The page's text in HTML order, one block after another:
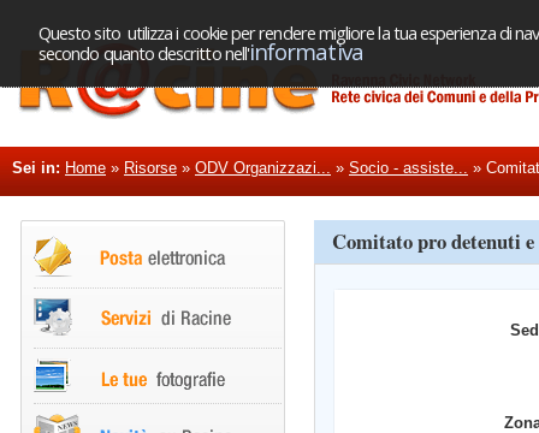
Questo sito utilizza i cookie per rendere migliore la tua esperienza di
secondo quanto descritto nell'informativa
Sei in: Home » Risorse » ODV Organizzazi... » Socio - assiste... »
Comitato pro detenuti